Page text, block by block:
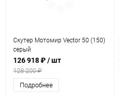
Скутер Мотомир Vector 50 (150)
серый
126 918 ₽/ шт
128 200 ₽
Подробнее